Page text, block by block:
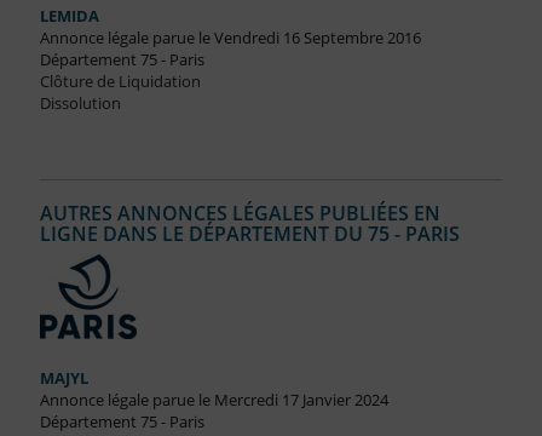
LEMIDA
Annonce légale parue le Vendredi 16 Septembre 2016
Département 75 - Paris
Clôture de Liquidation
Dissolution
AUTRES ANNONCES LÉGALES PUBLIÉES EN
LIGNE DANS LE DÉPARTEMENT DU 75 - PARIS
MAJYL
Annonce légale parue le Mercredi 17 Janvier 2024
Département 75 - Paris